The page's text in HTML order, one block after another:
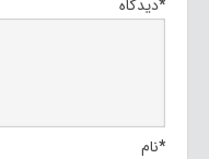
دیدگاه*
نام*